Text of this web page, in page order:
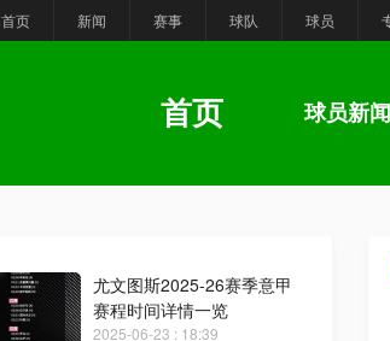
首页 新闻 赛事 球队 球员
首页 球员新闻
尤文图斯2025-26赛季意甲
赛程时间详情一览
2025-06-23 : 18:39